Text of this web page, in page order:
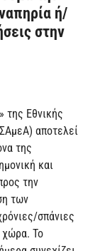
ή/
στην
της Εθνικής
αποτελεί
της
και
την
των
σπάνιες
χώρα. Το